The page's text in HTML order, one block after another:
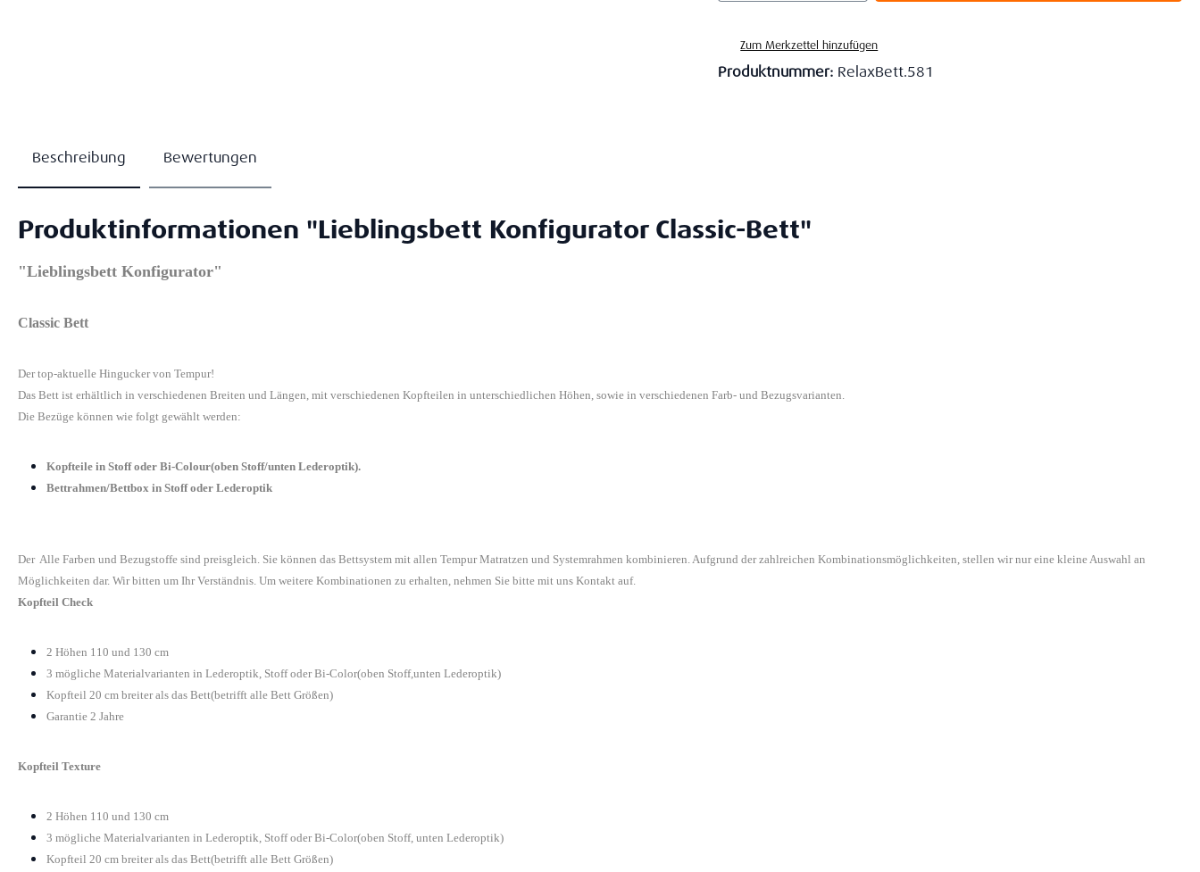
Zum Merkzettel hinzufügen
Produktnummer: RelaxBett.581
Beschreibung Bewertungen
Produktinformationen "Lieblingsbett Konfigurator Classic-Bett"
"Lieblingsbett Konfigurator"
Classic Bett
Der top-aktuelle Hingucker von Tempur!
Das Bett ist erhältlich in verschiedenen Breiten und Längen, mit verschiedenen Kopfteilen in unterschiedlichen Höhen, sowie in verschiedenen Farb- und Bezugsvarianten.
Die Bezüge können wie folgt gewählt werden:
Kopfteile in Stoff oder Bi-Colour(oben Stoff/unten Lederoptik).
Bettrahmen/Bettbox in Stoff oder Lederoptik
Der Alle Farben und Bezugstoffe sind preisgleich. Sie können das Bettsystem mit allen Tempur Matratzen und Systemrahmen kombinieren. Aufgrund der zahlreichen Kombinationsmöglichkeiten, stellen wir nur eine kleine Auswahl an
Möglichkeiten dar. Wir bitten um Ihr Verständnis. Um weitere Kombinationen zu erhalten, nehmen Sie bitte mit uns Kontakt auf.
Kopfteil Check
2 Höhen 110 und 130 cm
3 mögliche Materialvarianten in Lederoptik, Stoff oder Bi-Color(oben Stoff,unten Lederoptik)
Kopfteil 20 cm breiter als das Bett(betrifft alle Bett Größen)
Garantie 2 Jahre
Kopfteil Texture
2 Höhen 110 und 130 cm
3 mögliche Materialvarianten in Lederoptik, Stoff oder Bi-Color(oben Stoff, unten Lederoptik)
Kopfteil 20 cm breiter als das Bett(betrifft alle Bett Größen)